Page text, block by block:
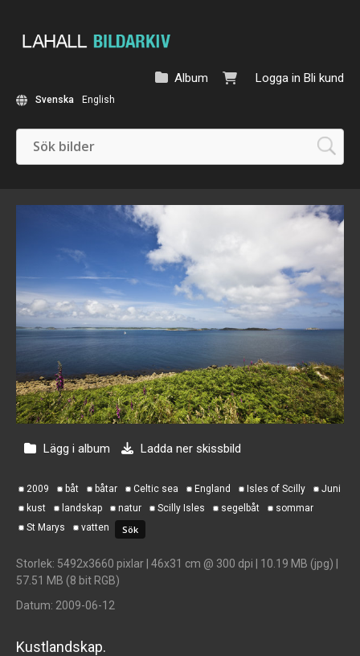
Logga in Bli kund
Album
Svenska English
Lägg i album Ladda ner skissbild
2009 båt båtar Celtic sea England Isles of Scilly
Juni
kust
landskap natur Scilly Isles segelbåt
sommar
St Marys
vatten
Storlek: 5492x3660 pixlar | 46x31 cm @ 300 dpi | 10.19 MB (jpg) |
57.51 MB (8 bit RGB)
Datum: 2009-06-12
Kustlandskap.